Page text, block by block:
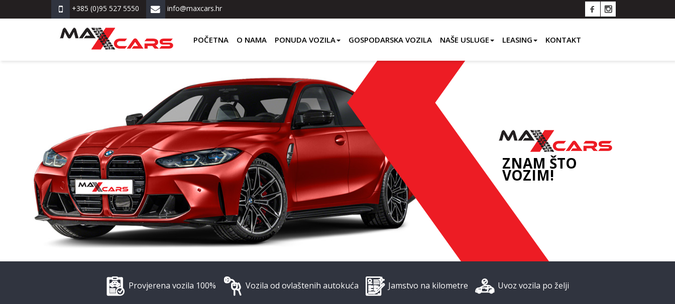
+385 (0)95 527 5550 info@maxcars.hr
POČETNA O NAMA PONUDA VOZILA GOSPODARSKA VOZILA NAŠE USLUGE LEASING KONTAKT
ZNAM ŠTO
VOZIM!
Provjerena vozila 100% Vozila od ovlaštenih autokuća Jamstvo na kilometre Uvoz vozila po želji